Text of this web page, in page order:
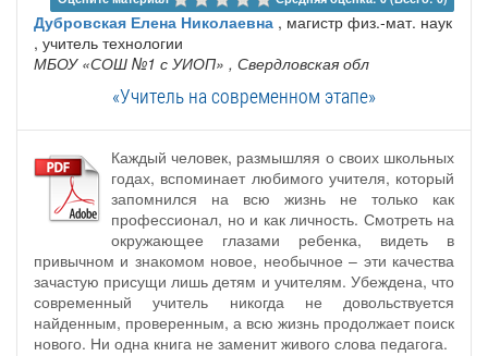
Дубровская Елена Николаевна , магистр физ.-мат. наук
, учитель технологии
МБОУ «СОШ №1 с УИОП» , Свердловская обл
«Учитель на современном этапе»
Каждый человек, размышляя о своих школьных
годах, вспоминает любимого учителя, который
запомнился на всю жизнь не только как
профессионал, но и как личность. Смотреть на
окружающее глазами ребенка, видеть в
привычном и знакомом новое, необычное – эти качества
зачастую присущи лишь детям и учителям. Убеждена, что
современный учитель никогда не довольствуется
найденным, проверенным, а всю жизнь продолжает поиск
нового. Ни одна книга не заменит живого слова педагога.